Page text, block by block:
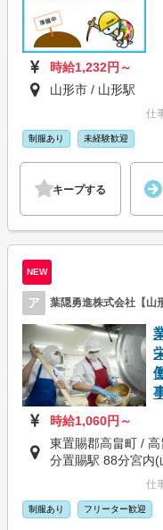
時給1,232円～
山形市 / 山形駅
仕
制服あり 未経験歓迎
キープする
NEW
ア 葉隠勇進株式会社【山
時給1,060円～
東置賜郡高畠町 /
分置賜駅 88分宮内
仕
制服あり フリーター歓迎